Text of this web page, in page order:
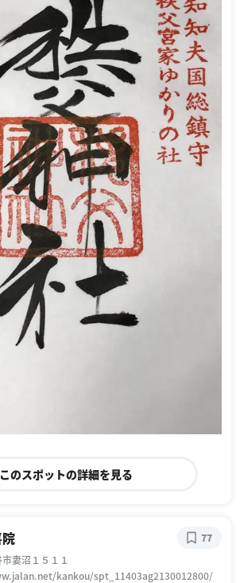
このスポットの詳細を見る
妻沼１５１１
kankou/spt_11403ag2130012800/
77